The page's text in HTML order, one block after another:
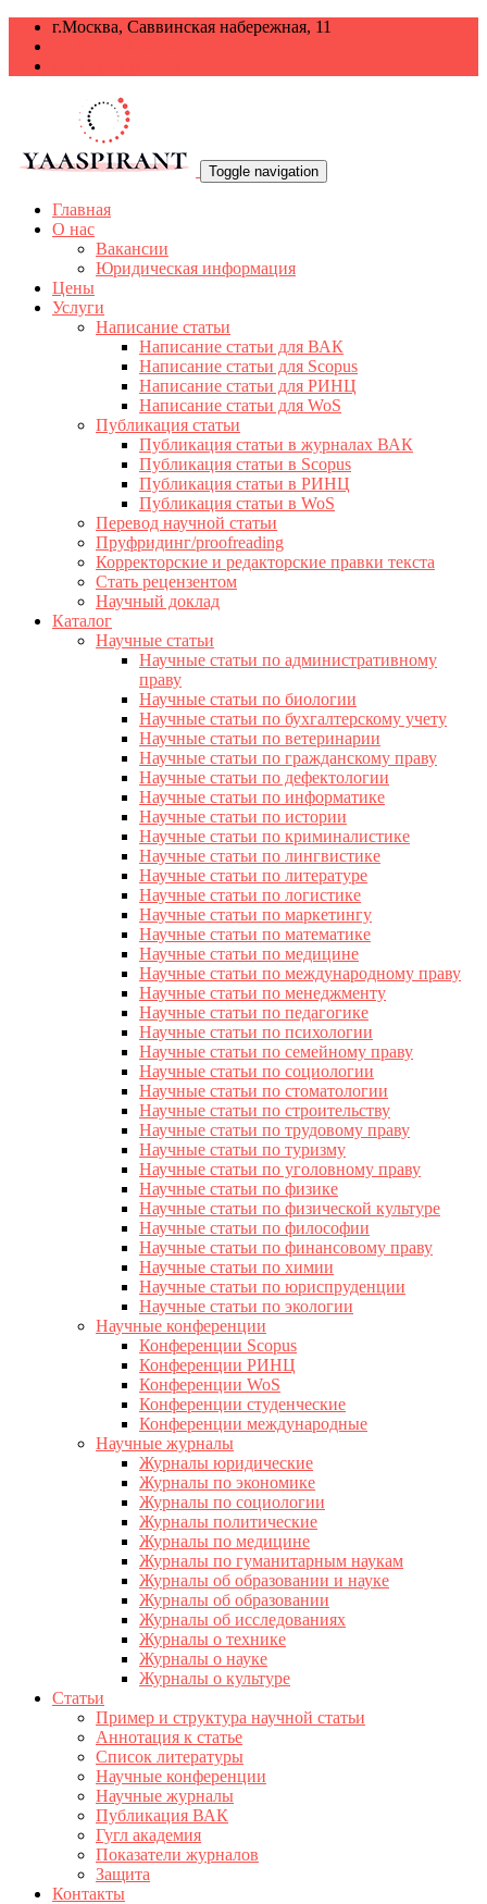
г.Москва, Саввинская набережная, 11
Toggle navigation
Главная
О нас
Вакансии
Юридическая информация
Цены
Услуги
Написание статьи
Написание статьи для ВАК
Написание статьи для Scopus
Написание статьи для РИНЦ
Написание статьи для WoS
Публикация статьи
Публикация статьи в журналах ВАК
Публикация статьи в Scopus
Публикация статьи в РИНЦ
Публикация статьи в WoS
Перевод научной статьи
Пруфридинг/proofreading
Корректорские и редакторские правки текста
Стать рецензентом
Научный доклад
Каталог
Научные статьи
Научные статьи по административному
праву
Научные статьи по биологии
Научные статьи по бухгалтерскому учету
Научные статьи по ветеринарии
Научные статьи по гражданскому праву
Научные статьи по дефектологии
Научные статьи по информатике
Научные статьи по истории
Научные статьи по криминалистике
Научные статьи по лингвистике
Научные статьи по литературе
Научные статьи по логистике
Научные статьи по маркетингу
Научные статьи по математике
Научные статьи по медицине
Научные статьи по международному праву
Научные статьи по менеджменту
Научные статьи по педагогике
Научные статьи по психологии
Научные статьи по семейному праву
Научные статьи по социологии
Научные статьи по стоматологии
Научные статьи по строительству
Научные статьи по трудовому праву
Научные статьи по туризму
Научные статьи по уголовному праву
Научные статьи по физике
Научные статьи по физической культуре
Научные статьи по философии
Научные статьи по финансовому праву
Научные статьи по химии
Научные статьи по юриспруденции
Научные статьи по экологии
Научные конференции
Конференции Scopus
Конференции РИНЦ
Конференции WoS
Конференции студенческие
Конференции международные
Научные журналы
Журналы юридические
Журналы по экономике
Журналы по социологии
Журналы политические
Журналы по медицине
Журналы по гуманитарным наукам
Журналы об образовании и науке
Журналы об образовании
Журналы об исследованиях
Журналы о технике
Журналы о науке
Журналы о культуре
Статьи
Пример и структура научной статьи
Аннотация к статье
Список литературы
Научные конференции
Научные журналы
Публикация ВАК
Гугл академия
Показатели журналов
Защита
Контакты